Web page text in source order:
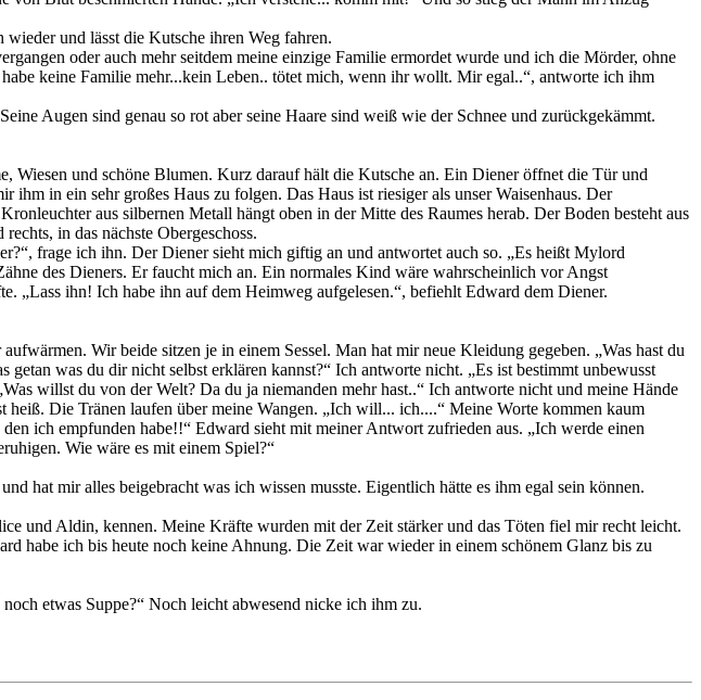
und lässt die Kutsche ihren Weg fahren.
oder auch mehr seitdem meine einzige Familie ermordet wurde und ich die Mörder, ohne
keine Familie mehr...kein Leben.. tötet mich, wenn ihr wollt. Mir egal..“, antworte ich ihm
Augen sind genau so rot aber seine Haare sind weiß wie der Schnee und zurückgekämmt.
Wiesen und schöne Blumen. Kurz darauf hält die Kutsche an. Ein Diener öffnet die Tür und
in ein sehr großes Haus zu folgen. Das Haus ist riesiger als unser Waisenhaus. Der
aus silbernen Metall hängt oben in der Mitte des Raumes herab. Der Boden besteht aus
in das nächste Obergeschoss.
frage ich ihn. Der Diener sieht mich giftig an und antwortet auch so. „Es heißt Mylord
des Dieners. Er faucht mich an. Ein normales Kind wäre wahrscheinlich vor Angst
„Lass ihn! Ich habe ihn auf dem Heimweg aufgelesen.“, befiehlt Edward dem Diener.
Wir beide sitzen je in einem Sessel. Man hat mir neue Kleidung gegeben. „Was hast du
was du dir nicht selbst erklären kannst?“ Ich antworte nicht. „Es ist bestimmt unbewusst
willst du von der Welt? Da du ja niemanden mehr hast..“ Ich antworte nicht und meine Hände
Die Tränen laufen über meine Wangen. „Ich will... ich....“ Meine Worte kommen kaum
ich empfunden habe!!“ Edward sieht mit meiner Antwort zufrieden aus. „Ich werde einen
Wie wäre es mit einem Spiel?“
hat mir alles beigebracht was ich wissen musste. Eigentlich hätte es ihm egal sein können.
und Aldin, kennen. Meine Kräfte wurden mit der Zeit stärker und das Töten fiel mir recht leicht.
habe ich bis heute noch keine Ahnung. Die Zeit war wieder in einem schönem Glanz bis zu
etwas Suppe?“ Noch leicht abwesend nicke ich ihm zu.